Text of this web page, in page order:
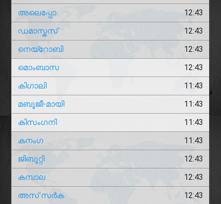
അലെപ്പോ
12:43
ഡമാസ്കസ്
12:43
നെയ്‌റോബി
12:43
മൊംബാസ
12:43
കിഗാലി
11:43
മബൂജീ-മായി
11:43
കിസംഗനി
11:43
കനംഗ
11:43
ജിബൂറ്റി
12:43
കമ്പാല
12:43
അസ് സർക
12:43